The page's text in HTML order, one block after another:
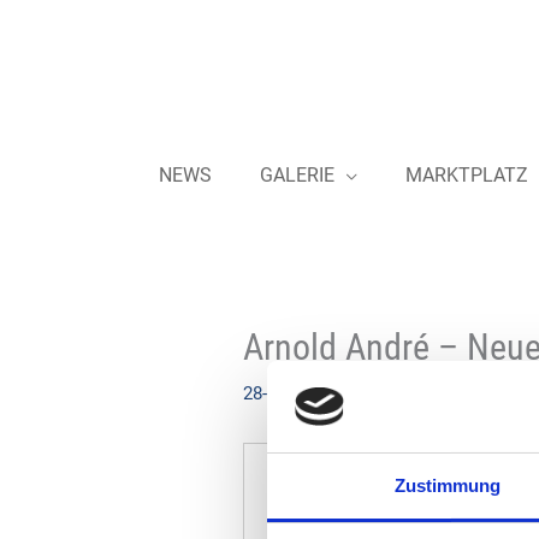
Zustimmung
NEWS GALERIE MARKTPLATZ
Arnold André –
28-04-2025